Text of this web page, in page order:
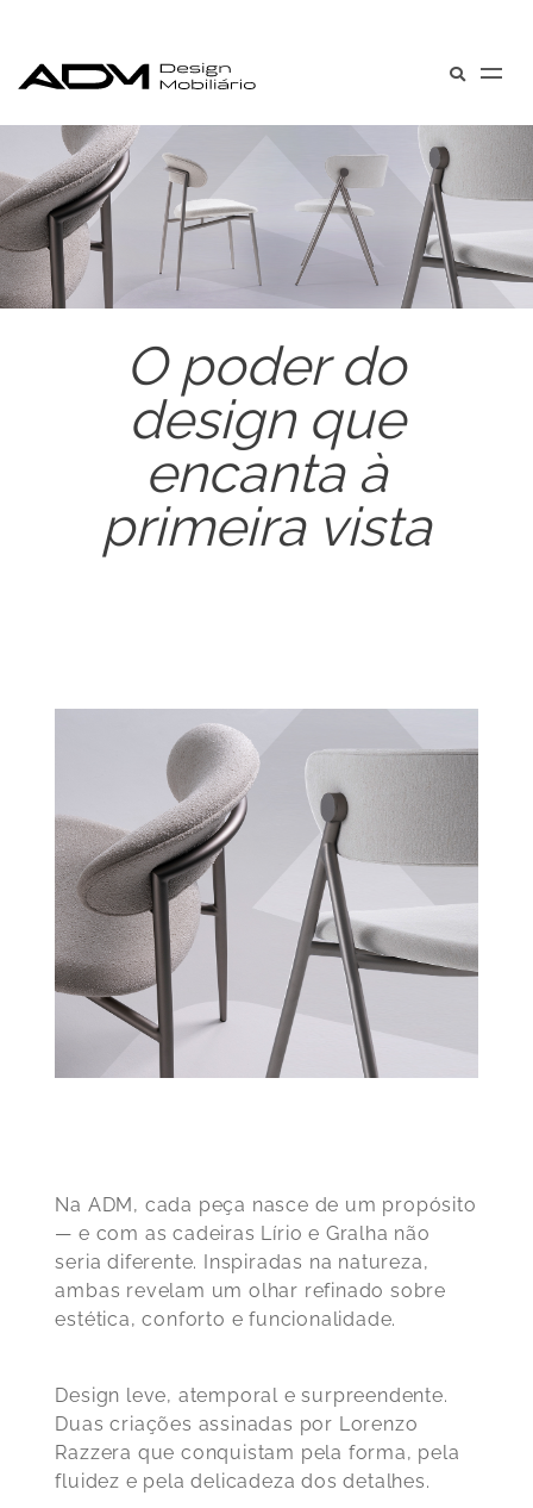
O poder do
design que
encanta à
primeira vista
Na ADM, cada peça nasce de um propósito
— e com as cadeiras Lírio e Gralha não
seria diferente. Inspiradas na natureza,
ambas revelam um olhar refinado sobre
estética, conforto e funcionalidade.
Design leve, atemporal e surpreendente.
Duas criações assinadas por Lorenzo
Razzera que conquistam pela forma, pela
fluidez e pela delicadeza dos detalhes.